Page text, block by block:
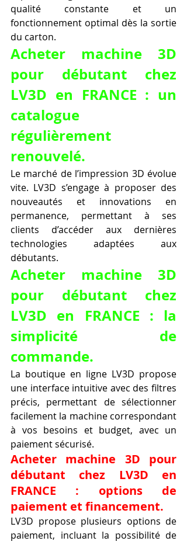
qualité constante et un
fonctionnement optimal dès la sortie
du carton.
Acheter machine 3D
pour débutant chez
LV3D en FRANCE : un
catalogue
régulièrement
renouvelé.
Le marché de l’impression 3D évolue
vite. LV3D s’engage à proposer des
nouveautés et innovations en
permanence, permettant à ses
clients d’accéder aux dernières
technologies adaptées aux
débutants.
Acheter machine 3D
pour débutant chez
LV3D en FRANCE : la
simplicité de
commande.
La boutique en ligne LV3D propose
une interface intuitive avec des filtres
précis, permettant de sélectionner
facilement la machine correspondant
à vos besoins et budget, avec un
paiement sécurisé.
Acheter machine 3D pour
débutant chez LV3D en
FRANCE : options de
paiement et financement.
LV3D propose plusieurs options de
paiement, incluant la possibilité de